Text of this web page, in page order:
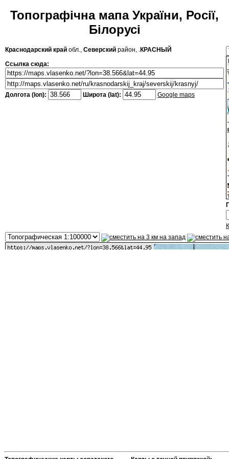
Топографічна мапа України, Росії,
Білорусі
Краснодарский край обл., Северский район, .КРАСНЫЙ
Ссылка сюда:
Долгота (lon): Широта (lat): Google maps